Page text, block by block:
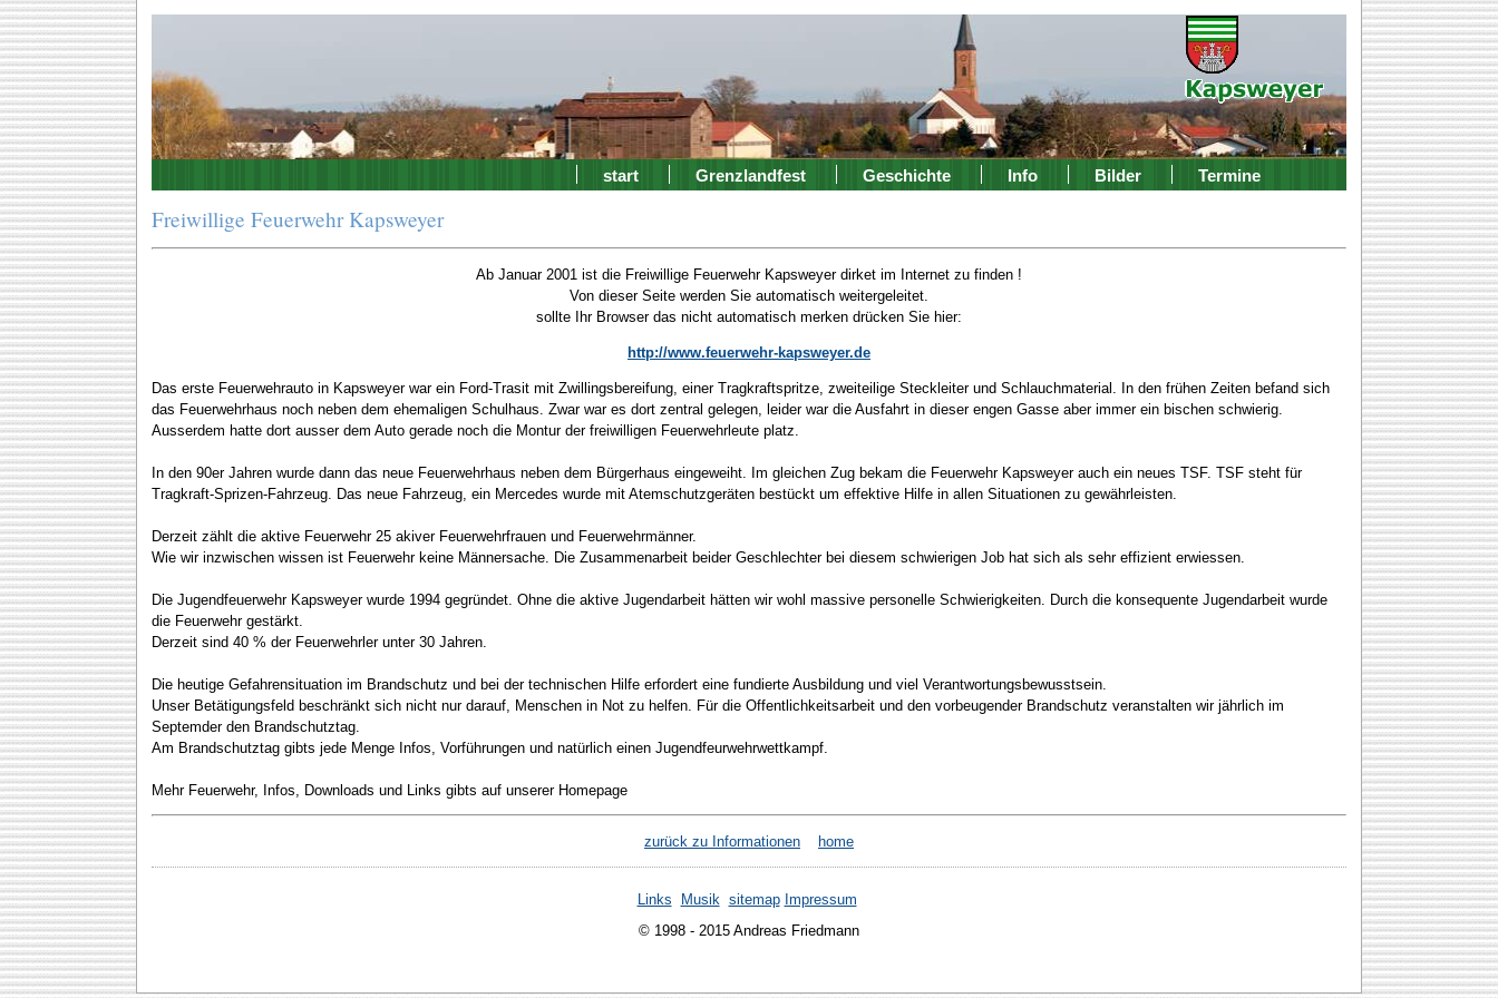
start Grenzlandfest Geschichte Info Bilder Termine
Freiwillige Feuerwehr Kapsweyer
Ab Januar 2001 ist die Freiwillige Feuerwehr Kapsweyer dirket im Internet zu finden !
Von dieser Seite werden Sie automatisch weitergeleitet.
sollte Ihr Browser das nicht automatisch merken drücken Sie hier:
http://www.feuerwehr-kapsweyer.de
Das erste Feuerwehrauto in Kapsweyer war ein Ford-Trasit mit Zwillingsbereifung, einer Tragkraftspritze, zweiteilige Steckleiter und Schlauchmaterial. In den frühen Zeiten befand sich
das Feuerwehrhaus noch neben dem ehemaligen Schulhaus. Zwar war es dort zentral gelegen, leider war die Ausfahrt in dieser engen Gasse aber immer ein bischen schwierig.
Ausserdem hatte dort ausser dem Auto gerade noch die Montur der freiwilligen Feuerwehrleute platz.
In den 90er Jahren wurde dann das neue Feuerwehrhaus neben dem Bürgerhaus eingeweiht. Im gleichen Zug bekam die Feuerwehr Kapsweyer auch ein neues TSF. TSF steht für
Tragkraft-Sprizen-Fahrzeug. Das neue Fahrzeug, ein Mercedes wurde mit Atemschutzgeräten bestückt um effektive Hilfe in allen Situationen zu gewährleisten.
Derzeit zählt die aktive Feuerwehr 25 akiver Feuerwehrfrauen und Feuerwehrmänner.
Wie wir inzwischen wissen ist Feuerwehr keine Männersache. Die Zusammenarbeit beider Geschlechter bei diesem schwierigen Job hat sich als sehr effizient erwiessen.
Die Jugendfeuerwehr Kapsweyer wurde 1994 gegründet. Ohne die aktive Jugendarbeit hätten wir wohl massive personelle Schwierigkeiten. Durch die konsequente Jugendarbeit wurde
die Feuerwehr gestärkt.
Derzeit sind 40 % der Feuerwehrler unter 30 Jahren.
Die heutige Gefahrensituation im Brandschutz und bei der technischen Hilfe erfordert eine fundierte Ausbildung und viel Verantwortungsbewusstsein.
Unser Betätigungsfeld beschränkt sich nicht nur darauf, Menschen in Not zu helfen. Für die Offentlichkeitsarbeit und den vorbeugender Brandschutz veranstalten wir jährlich im
Septemder den Brandschutztag.
Am Brandschutztag gibts jede Menge Infos, Vorführungen und natürlich einen Jugendfeurwehrwettkampf.
Mehr Feuerwehr, Infos, Downloads und Links gibts auf unserer Homepage
zurück zu Informationen home
Links Musik sitemap Impressum
© 1998 - 2015 Andreas Friedmann